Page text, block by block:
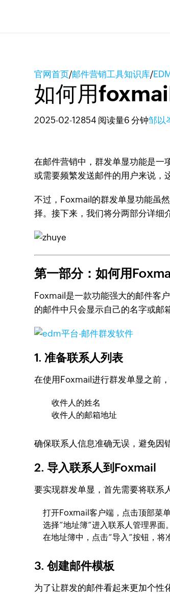
官网首页/邮件营销工具知识库/
如何用
2025-02-12854 阅读量6 分钟邹以
在邮件营销中，群发单显功能是一
或需要频繁发送邮件的用户来说，
不过，Foxmail的群发单显功能虽
择。接下来，我们将分两部分详细
第一部分：如何用
Foxmail是一款功能强大的邮件客
的邮件中只会显示自己的名字或邮
1.准备联系人列表
在使用Foxmail进行群发单显之前
收件人的姓名
收件人的邮箱地址
确保联系人信息准确无误，避免因
2. 导入联系人到Foxmail
要实现群发单显，首先需要将联系
打开Foxmail客户端，点击顶部菜
选择“地址簿”进入联系人管理界面。
在地址簿中，点击“导入”按钮，将
3.创建邮件模板
为了让群发的邮件看起来更加个性